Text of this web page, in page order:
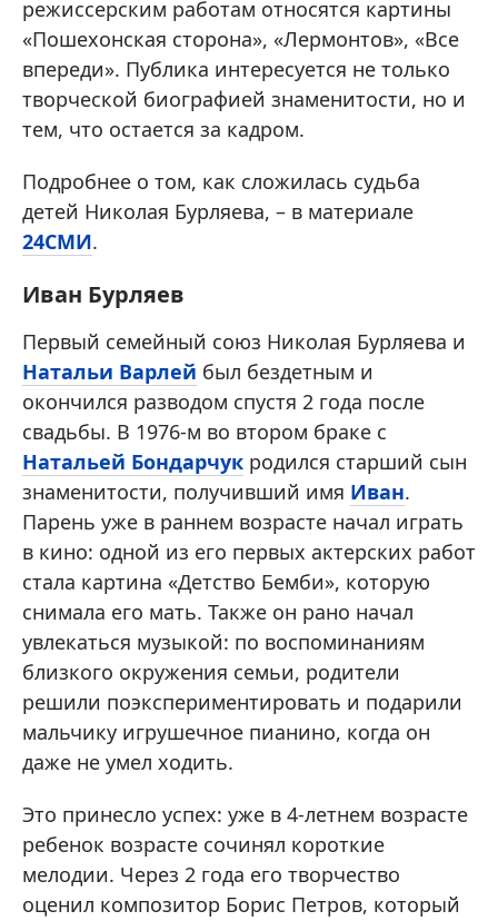
режиссерским работам относятся картины
«Пошехонская сторона», «Лермонтов», «Все
впереди». Публика интересуется не только
творческой биографией знаменитости, но и
тем, что остается за кадром.
Подробнее о том, как сложилась судьба
детей Николая Бурляева, – в материале
24СМИ.
Иван Бурляев
Первый семейный союз Николая Бурляева и
Натальи Варлей был бездетным и
окончился разводом спустя 2 года после
свадьбы. В 1976-м во втором браке с
Натальей Бондарчук родился старший сын
знаменитости, получивший имя Иван.
Парень уже в раннем возрасте начал играть
в кино: одной из его первых актерских работ
стала картина «Детство Бемби», которую
снимала его мать. Также он рано начал
увлекаться музыкой: по воспоминаниям
близкого окружения семьи, родители
решили поэкспериментировать и подарили
мальчику игрушечное пианино, когда он
даже не умел ходить.
Это принесло успех: уже в 4-летнем возрасте
ребенок возрасте сочинял короткие
мелодии. Через 2 года его творчество
оценил композитор Борис Петров, который